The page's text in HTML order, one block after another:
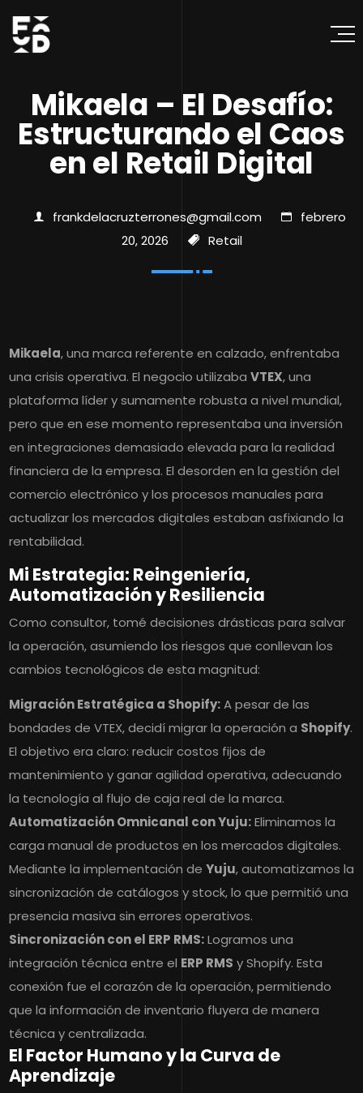
Mikaela – El Desafío:
Estructurando el Caos
en el Retail Digital
frankdelacruzterrones@gmail.com
febrero
20, 2026
Retail
Mikaela, una marca referente en calzado, enfrentaba
una crisis operativa. El negocio utilizaba VTEX, una
plataforma líder y sumamente robusta a nivel mundial,
pero que en ese momento representaba una inversión
en integraciones demasiado elevada para la realidad
financiera de la empresa. El desorden en la gestión del
comercio electrónico y los procesos manuales para
actualizar los mercados digitales estaban asfixiando la
rentabilidad.
Mi Estrategia: Reingeniería,
Automatización y Resiliencia
Como consultor, tomé decisiones drásticas para salvar
la operación, asumiendo los riesgos que conllevan los
cambios tecnológicos de esta magnitud:
Migración Estratégica a Shopify:A pesar de las
bondades de VTEX, decidí migrar la operación a Shopify.
El objetivo era claro: reducir costos fijos de
mantenimiento y ganar agilidad operativa, adecuando
la tecnología al flujo de caja real de la marca.
Automatización Omnicanal con Yuju:Eliminamos la
carga manual de productos en los mercados digitales.
Mediante la implementación de Yuju, automatizamos la
sincronización de catálogos y stock, lo que permitió una
presencia masiva sin errores operativos.
Sincronización con el ERP RMS:Logramos una
integración técnica entre el ERP RMS y Shopify. Esta
conexión fue el corazón de la operación, permitiendo
que la información de inventario fluyera de manera
técnica y centralizada.
El Factor Humano y la Curva de
Aprendizaje